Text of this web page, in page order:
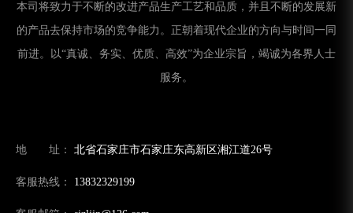
本司将致力于不断的改进产品生产工艺和品质，并且不断的发展新
的产品去保持市场的竞争能力。正朝着现代企业的方向与时间一同
前进。以“真诚、务实、优质、高效”为企业宗旨，竭诚为各界人士
服务。
地 址： 北省石家庄市石家庄东高新区湘江道26号
客服热线： 13832329199